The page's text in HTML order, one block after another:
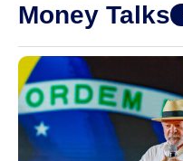
Money Talks